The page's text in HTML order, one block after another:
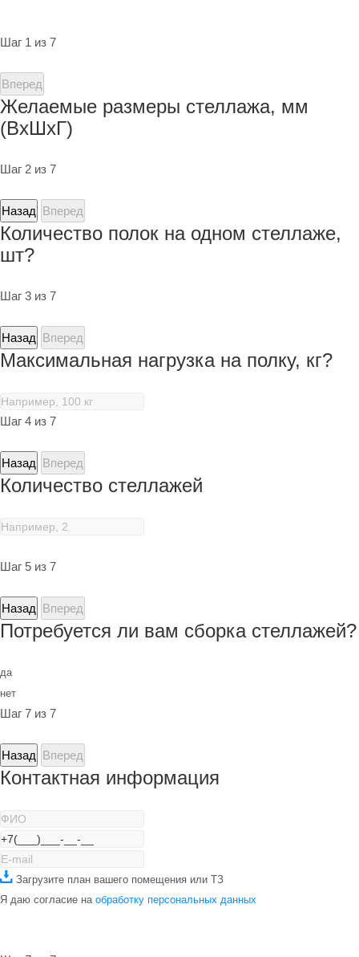
Шаг 1 из 7
Вперед
Желаемые размеры стеллажа, мм
(ВхШхГ)
Шаг 2 из 7
Назад Вперед
Количество полок на одном стеллаже,
шт?
Шаг 3 из 7
Назад Вперед
Максимальная нагрузка на полку, кг?
Шаг 4 из 7
Назад Вперед
Количество стеллажей
Шаг 5 из 7
Назад Вперед
Потребуется ли вам сборка стеллажей?
да
нет
Шаг 7 из 7
Назад Вперед
Контактная информация
Загрузите план вашего помещения или ТЗ
Я даю согласие на обработку персональных данных